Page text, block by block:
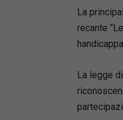
La
recante
La legge